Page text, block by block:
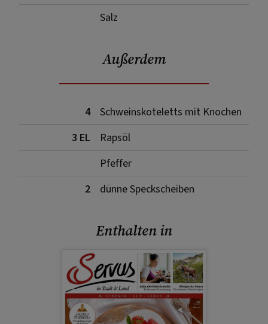
Salz
Außerdem
4
Schweinskoteletts mit Knochen
3 EL
Rapsöl
Pfeffer
2
dünne Speckscheiben
Enthalten in